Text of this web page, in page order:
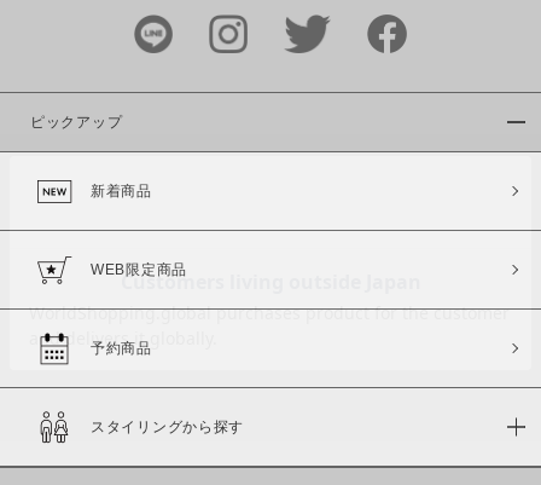
カラー
ピックアップ
新着商品
WEB限定商品
予約商品
スタイリングから探す